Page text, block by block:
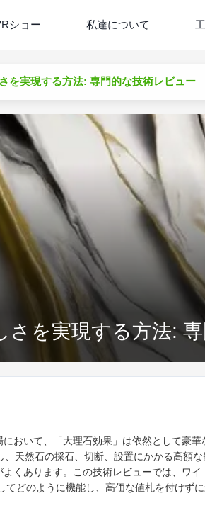
ショー 私達について
を実現する方法: 専門的な技術レビュー
を実現する方法:
おいて、「大理石効果」は依然として豪
天然石の採石、切断、設置にかかる高額
くあります。この技術レビューでは、ワ
てどのように機能し、高価な値札を付けず